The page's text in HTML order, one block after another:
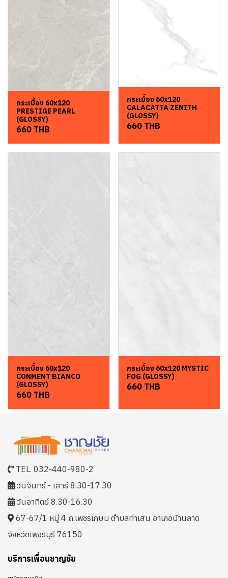
กระเบื้อง 60x120
PRESTIGE PEARL
(GLOSSY)
660 THB
กระเบื้อง 60x120
CALACATTA ZENITH
(GLOSSY)
660 THB
กระเบื้อง 60x120
CONMENT BIANCO
(GLOSSY)
660 THB
กระเบื้อง 60x120 MYSTIC
FOG (GLOSSY)
660 THB
TEL. 032-440-980-2
วันจันทร์ - เสาร์ 8.30-17.30
วันอาทิตย์ 8.30-16.30
67-67/1 หมู่ 4 ถ.เพชรเกษม ตำบลท่าเสน อาเภอบ้านลาด
จังหวัดเพชรบุรี 76150
บริการเพื่อนชาญชัย